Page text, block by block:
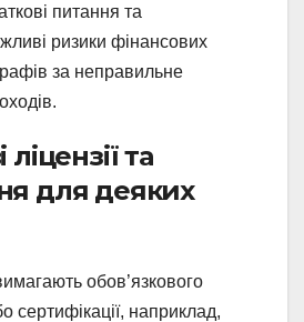
питання та
ризики фінансових
за неправильне
та
для деяких
обов’язкового
сертифікації, наприклад,